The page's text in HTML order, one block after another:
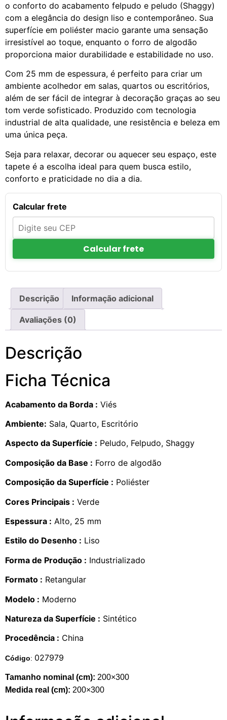
o conforto do acabamento felpudo e peludo (Shaggy)
com a elegância do design liso e contemporâneo. Sua
superfície em poliéster macio garante uma sensação
irresistível ao toque, enquanto o forro de algodão
proporciona maior durabilidade e estabilidade no uso.
Com 25 mm de espessura, é perfeito para criar um
ambiente acolhedor em salas, quartos ou escritórios,
além de ser fácil de integrar à decoração graças ao seu
tom verde sofisticado. Produzido com tecnologia
industrial de alta qualidade, une resistência e beleza em
uma única peça.
Seja para relaxar, decorar ou aquecer seu espaço, este
tapete é a escolha ideal para quem busca estilo,
conforto e praticidade no dia a dia.
Calcular frete
Calcular frete
Descrição Informação adicional
Avaliações (0)
Descrição
Ficha Técnica
Acabamento da Borda : Viés
Ambiente: Sala, Quarto, Escritório
Aspecto da Superfície : Peludo, Felpudo, Shaggy
Composição da Base : Forro de algodão
Composição da Superfície : Poliéster
Cores Principais : Verde
Espessura : Alto, 25 mm
Estilo do Desenho : Liso
Forma de Produção : Industrializado
Formato : Retangular
Modelo : Moderno
Natureza da Superfície : Sintético
Procedência : China
Código: 027979
Tamanho nominal (cm): 200×300
Medida real (cm): 200×300